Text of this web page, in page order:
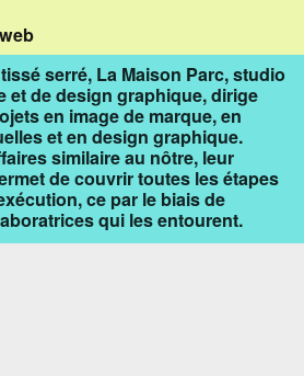
serré, La Maison Parc, studio
et de design graphique, dirige
en image de marque, en
et en design graphique.
similaire au nôtre, leur
de couvrir toutes les étapes
ce par le biais de
qui les entourent.